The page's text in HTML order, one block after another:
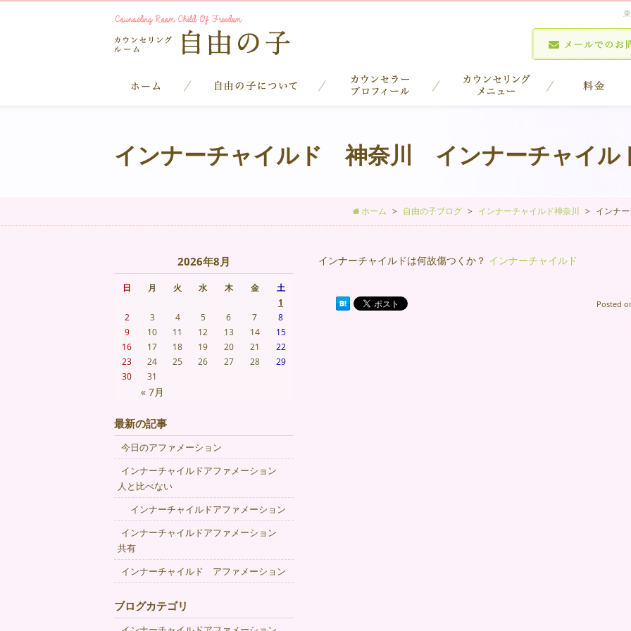
インナーチャイルド 神奈川 インナーチャイル
ホーム 自由の子ブログ インナーチャイルド神奈川 インナ
インナーチャイルドは何故傷つくか？ インナーチャイルド
Posted
2026年8月
日 月 火 水 木 金 土
« 7月
1
2
3 4 5 6 7
8
9
10 11 12 13 14
15
16
17 18 19 20 21
22
23
24 25 26 27 28
29
30
31
最新の記事
今日のアファメーション
インナーチャイルドアファメーション
人と比べない
インナーチャイルドアファメーション
インナーチャイルドアファメーション
共有
インナーチャイルド アファメーション
ブログカテゴリ